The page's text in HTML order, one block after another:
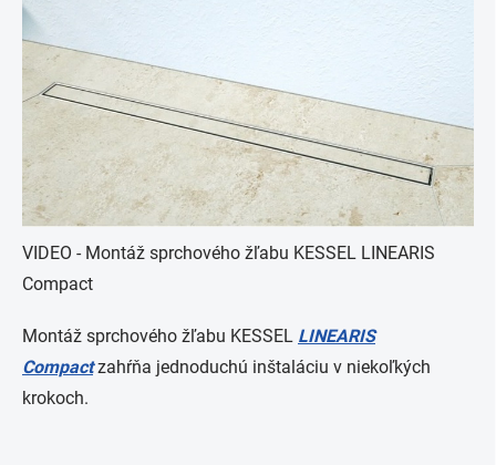
VIDEO - Montáž sprchového žľabu KESSEL LINEARIS
Compact
Montáž sprchového žľabu KESSEL LINEARIS
Compact zahŕňa jednoduchú inštaláciu v niekoľkých
krokoch.